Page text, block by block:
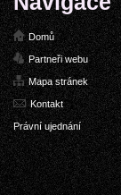
Domů
Partneři webu
Mapa stránek
Kontakt
Právní ujednání